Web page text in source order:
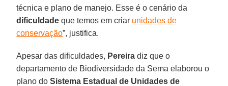
técnica e plano de manejo. Esse é o cenário da
dificuldade que temos em criar unidades de
conservação”, justifica.
Apesar das dificuldades, Pereira diz que o
departamento de Biodiversidade da Sema elaborou o
plano doSistema Estadual de Unidades de